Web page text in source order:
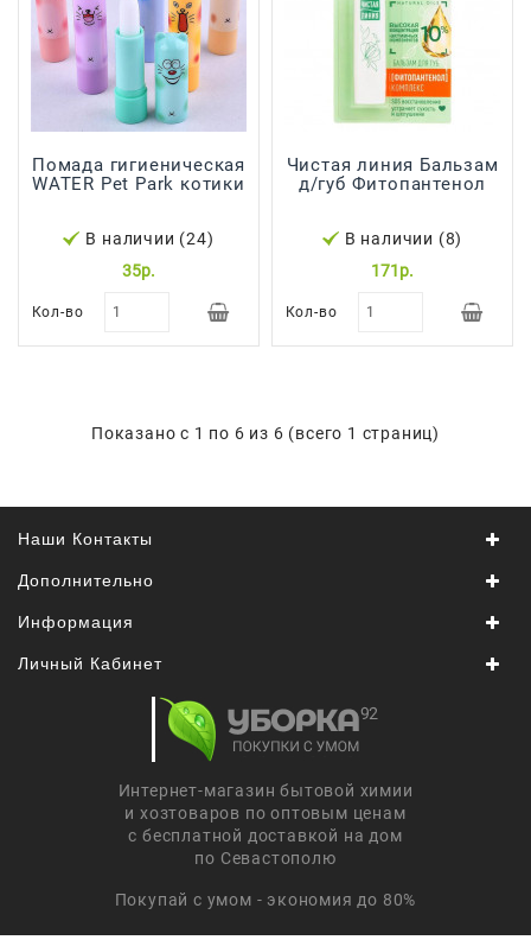
Помада гигиеническая
WATER Pet Park котики
В наличии (24)
35р.
Кол-во
Чистая линия Бальзам
д/губ Фитопантенол
В наличии (8)
171р.
Кол-во
Показано с 1 по 6 из 6 (всего 1 страниц)
Наши Контакты
Дополнительно
Информация
Личный Кабинет
Интернет-магазин бытовой химии
и хозтоваров по оптовым ценам
с бесплатной доставкой на дом
по Севастополю
Покупай с умом - экономия до 80%